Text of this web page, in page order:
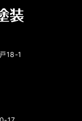
18-1